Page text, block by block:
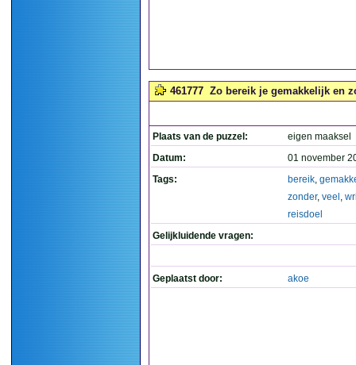
461777 Zo bereik je gemakkelijk en
Plaats van de puzzel:
eigen maaksel
Datum:
01 november
Tags:
bereik,
zonder, veel ,
reisdoel
Gelijkluidende vragen:
Geplaatst door: akoe